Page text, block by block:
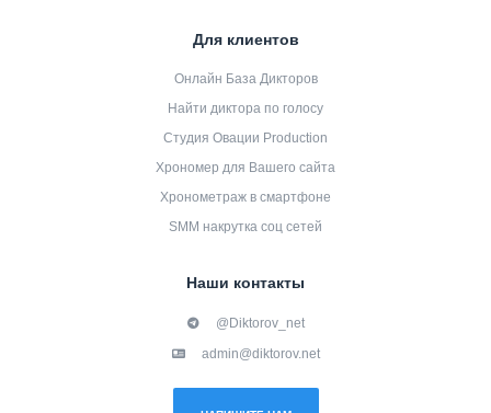
Для клиентов
Онлайн База Дикторов
Найти диктора по голосу
Студия Овации Production
Хрономер для Вашего сайта
Хронометраж в смартфоне
SMM накрутка соц сетей
Наши контакты
@Diktorov_net
admin@diktorov.net